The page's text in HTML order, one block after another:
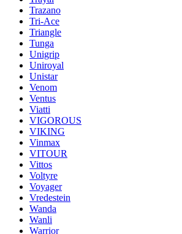
Trazano
Tri-Ace
Triangle
Tunga
Unigrip
Uniroyal
Unistar
Venom
Ventus
Viatti
VIGOROUS
VIKING
Vinmax
VITOUR
Vittos
Voltyre
Voyager
Vredestein
Wanda
Wanli
Warrior